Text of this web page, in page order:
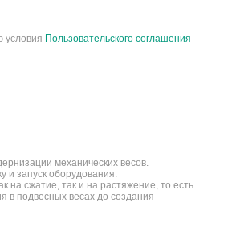
условия Пользовательского соглашения
механических весов.
и запуск оборудования.
на сжатие, так и на растяжение, то есть
в подвесных весах до создания